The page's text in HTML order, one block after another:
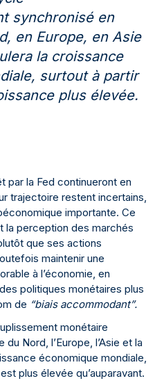
synchronisé en
en Europe, en Asie
la croissance
surtout à partir
plus élevée.
par la Fed continueront en
trajectoire restent incertains,
importante. Ce
la perception des marchés
que ses actions
maintenir une
à l’économie, en
politiques monétaires plus
de “biais accommodant”.
monétaire
Nord, l’Europe, l’Asie et la
économique mondiale,
plus élevée qu’auparavant.